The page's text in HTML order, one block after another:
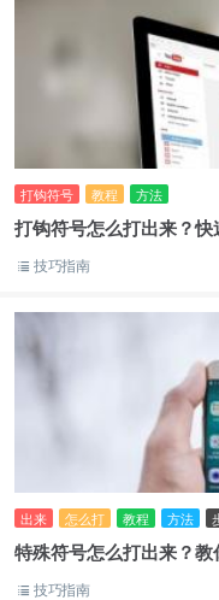
打钩符号 教程 方法
打钩符号怎么打出来？
技巧指南
出来 怎么打 教程 方法
特殊符号怎么打出来？
技巧指南